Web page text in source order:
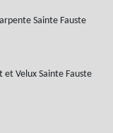
Sainte Fauste
Velux Sainte Fauste